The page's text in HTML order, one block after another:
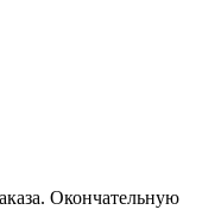
Окончательную